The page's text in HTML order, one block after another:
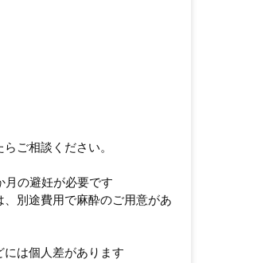
ご相談ください。
月の避妊が必要です
、別途費用で麻酔のご用意があ
には個人差があります